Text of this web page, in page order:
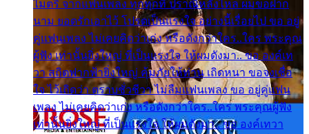
ไมตรี จากแฟนเพลง ทุกทุกที่ ปราณีหลั่งไหล ผมขอฝาก
นาม ยอดรักเอาไว้ โปรดเป็นแรงใจ อย่างนี้เรื่อยไป ขอ อยู่
คู่แฟนเพลง ไม่เคยคิดว่าเก่ง หรือดังกว่าใคร..ใคร พระคุณ
ผู้ฟัง เท่านั้นยิ่งใหญ่ ที่เป็นแรงใจ ให้ผมดังมา.. ขอ องค์เท
วา สถิตฟากฟ้ายิ่งใหญ่ คุ้มภัยให้ท่าน เถิดหนา ขอจงเชื่อ
ใจ ไว้เถิดว่า ตราบชั่วชีวา ไม่ลืมแฟนเพลง ขอ อยู่คู่แฟน
เพลง ไม่เคยคิดว่าเก่ง หรือดังกว่าใคร..ใคร พระคุณผู้ฟัง
เท่านั้นยิ่งใหญ่ ที่เป็นแรงใจ ให้ผมดังมา.. ขอ องค์เทวา